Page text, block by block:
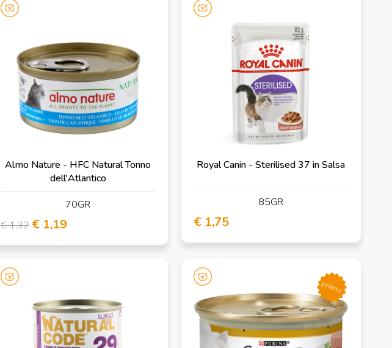
Almo Nature - HFC Natural Tonno
dell'Atlantico
70GR
€ 1,32 € 1,19
Royal Canin - Sterilised 37 in Salsa
85GR
€ 1,75
promo